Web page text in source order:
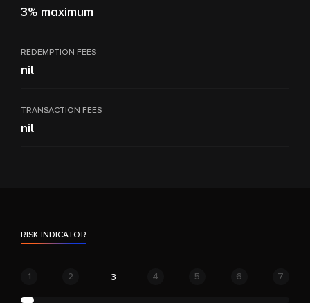
3% maximum
REDEMPTION FEES
nil
TRANSACTION FEES
nil
RISK INDICATOR
1 2 3 4 5 6 7